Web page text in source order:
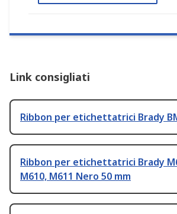
Link consigliati
Ribbon per etichettatrici Brady
Ribbon per etichettatrici Brady
M610, M611 Nero 50 mm